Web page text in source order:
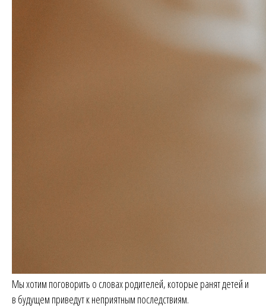
Мы хотим поговорить о словах родителей, которые ранят детей и
в будущем приведут к неприятным последствиям.